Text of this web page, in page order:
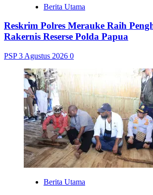
Berita Utama
Reskrim Polres Merauke Raih
Rakernis Reserse Polda Papua
PSP3 Agustus 2026 0
Berita Utama